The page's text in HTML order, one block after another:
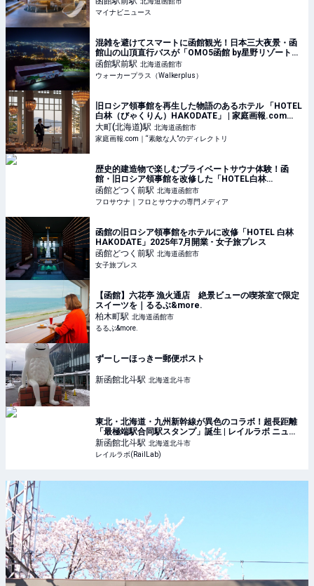
マイナビニュース
混雑を避けてスマートに函館観光！日本三大夜景・函
館山の山頂直行バスが「OMO5函館 by星野リゾート」
で運行開始｜ウォーカープラス
函館駅前駅 北海道函館市
ウォーカープラス（Walkerplus）
旧ロシア領事館を再生した物語のあるホテル 「HOTEL
白林（びゃくりん）HAKODATE」 | 家庭画報.com
｜“素敵な人”のディレクトリ
大町(北海道)駅 北海道函館市
家庭画報.com｜“素敵な人”のディレクトリ
歴史的建造物で楽しむプライベートサウナ体験！函
館・旧ロシア領事館を改修した「HOTEL白林
HAKODATE」が7月12日開業 - フロサウナ｜フロとサ
ウナの専門メディア
函館どつく前駅 北海道函館市
フロサウナ｜フロとサウナの専門メディア
函館の旧ロシア領事館をホテルに改修「HOTEL 白林
HAKODATE」2025年7月開業 - 女子旅プレス
函館どつく前駅 北海道函館市
女子旅プレス
【函館】六花亭 漁火通店 絶景ビューの喫茶室で限定
スイーツを｜るるぶ&more.
柏木町駅 北海道函館市
るるぶ&more.
ずーしーほっきー郵便ポスト
新函館北斗駅 北海道北斗市
東北・北海道・九州新幹線が異色のコラボ！超長距離
「最極端駅合同駅スタンプ」誕生 | レイルラボ ニュー
ス
新函館北斗駅 北海道北斗市
レイルラボ(RailLab)